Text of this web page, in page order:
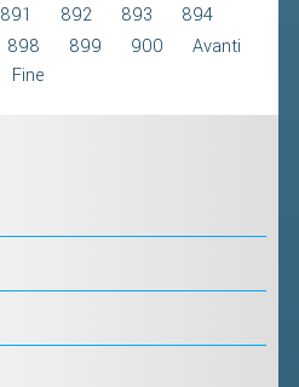
891 892 893
894
898 899 900
Avanti
Fine